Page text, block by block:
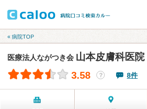
« 病院TOP
医療法人ながつき会 山本皮膚科医院
3.58 ？ 8件